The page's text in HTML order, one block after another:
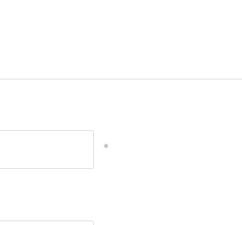
*